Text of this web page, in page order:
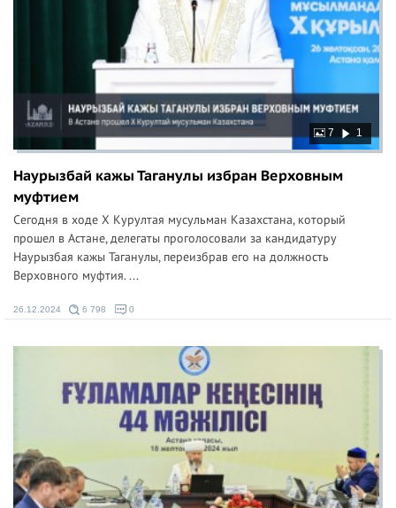
7 1
Наурызбай кажы Таганулы избран Верховным
муфтием
Сегодня в ходе Х Курултая мусульман Казахстана, который
прошел в Астане, делегаты проголосовали за кандидатуру
Наурызбая кажы Таганулы, переизбрав его на должность
Верховного муфтия. ...
26.12.2024 6 798 0